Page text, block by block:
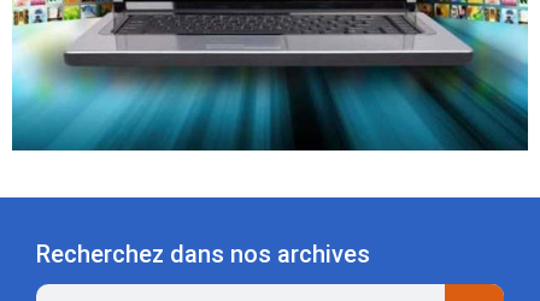
Recherchez dans nos archives